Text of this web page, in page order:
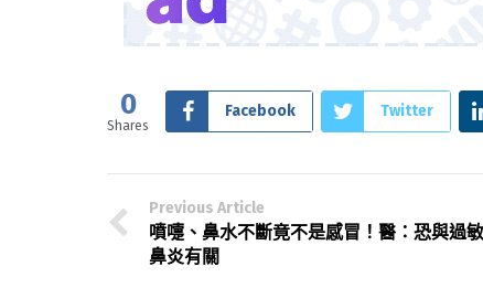
0
Shares
Facebook Twitter
Previous Article
噴嚏、鼻水不斷竟不是感冒！醫：恐與過
鼻炎有關